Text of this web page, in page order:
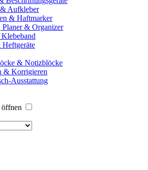
Aufkleber
& Haftmarker
Planer & Organizer
& Notizblöcke
& Korrigieren
Ausstattung